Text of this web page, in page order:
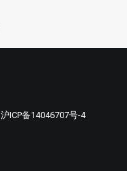
沪ICP备14046707号-4